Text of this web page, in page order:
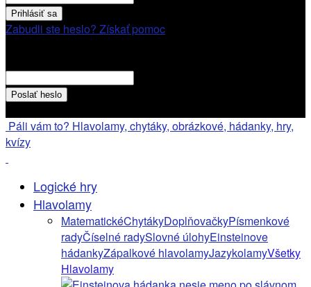
Zabudli ste heslo? Získať pomoc
Páli vám to? Hlavolamy, chytáky, obrázkové, hádanky, hry,
kvízy
Logické hry
Hlavolamy
MatematickéChytákyDoplňovačkyPísmenkové
radyČíselné radySlovné úlohyEinsteinove
hádankyZápalkové hlavolamyJazykolamyVšetky
Hlavolamy